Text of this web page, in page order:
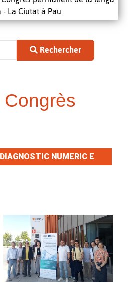
La Ciutat à Pau
Rechercher
NUMERIC E